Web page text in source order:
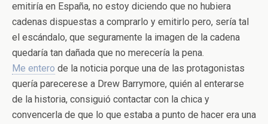
emitiría en España, no estoy diciendo que no hubiera
cadenas dispuestas a comprarlo y emitirlo pero, sería tal
el escándalo, que seguramente la imagen de la cadena
quedaría tan dañada que no merecería la pena.
Me entero de la noticia porque una de las protagonistas
quería parecerese a Drew Barrymore, quién al enterarse
de la historia, consiguió contactar con la chica y
convencerla de que lo que estaba a punto de hacer era una